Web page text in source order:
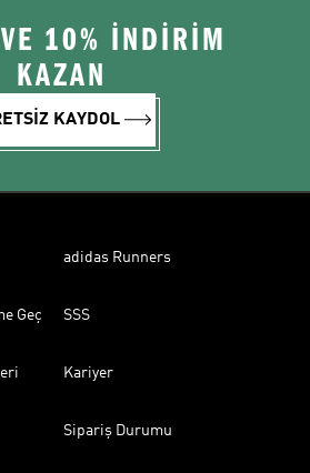
10% İNDİRİM
KAZAN
KAYDOL
adidas Runners
Geç SSS
Kariyer
Sipariş Durumu